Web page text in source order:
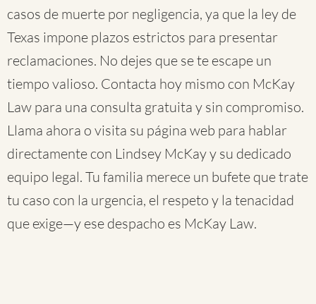
casos de muerte por negligencia, ya que la ley de
Texas impone plazos estrictos para presentar
reclamaciones. No dejes que se te escape un
tiempo valioso. Contacta hoy mismo con McKay
Law para una consulta gratuita y sin compromiso.
Llama ahora o visita su página web para hablar
directamente con Lindsey McKay y su dedicado
equipo legal. Tu familia merece un bufete que trate
tu caso con la urgencia, el respeto y la tenacidad
que exige—y ese despacho es McKay Law.